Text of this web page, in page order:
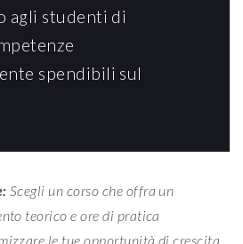
agli studenti di
spendibili sul
Scegli un corso che offra un
teorico e ore di pratica
le tue opportunità di crescita